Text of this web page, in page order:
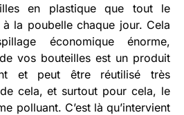
en plastique que tout le
la poubelle chaque jour. Cela
économique énorme,
vos bouteilles est un produit
et peut être réutilisé très
cela, et surtout pour cela, le
polluant. C’est là qu’intervient